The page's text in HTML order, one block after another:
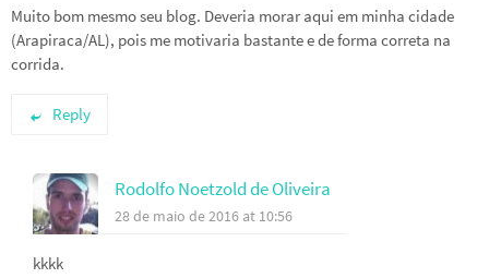
Muito bom mesmo seu blog. Deveria morar aqui em minha cidade
(Arapiraca/AL), pois me motivaria bastante e de forma correta na
corrida.
Reply
Rodolfo Noetzold de Oliveira
28 de maio de 2016 at 10:56
kkkk